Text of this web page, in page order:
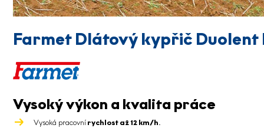
Farmet Dlátový kypřič Duolent
Vysoký výkon a kvalita práce
Vysoká pracovní rychlost až 12 km/h.